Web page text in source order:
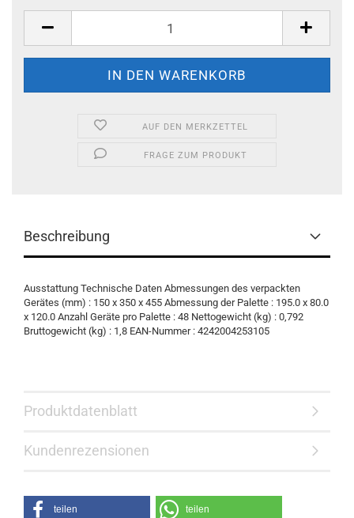
AUF DEN MERKZETTEL
FRAGE ZUM PRODUKT
Beschreibung
Ausstattung Technische Daten Abmessungen des verpackten
Gerätes (mm) : 150 x 350 x 455 Abmessung der Palette : 195.0 x 80.0
x 120.0 Anzahl Geräte pro Palette : 48 Nettogewicht (kg) : 0,792
Bruttogewicht (kg) : 1,8 EAN-Nummer : 4242004253105
Produktdatenblatt
Kundenrezensionen
teilen teilen